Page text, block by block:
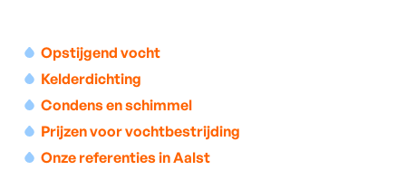
Opstijgend vocht
Kelderdichting
Condens en schimmel
Prijzen voor vochtbestrijding
Onze referenties in Aalst